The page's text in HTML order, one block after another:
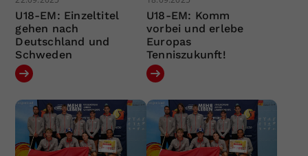
U18-EM: Einzeltitel
gehen nach
Deutschland und
Schweden
U18-EM: Komm
vorbei und erlebe
Europas
Tenniszukunft!